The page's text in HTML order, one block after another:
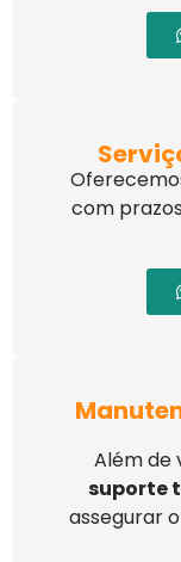
com
Além de
suporte
assegurar